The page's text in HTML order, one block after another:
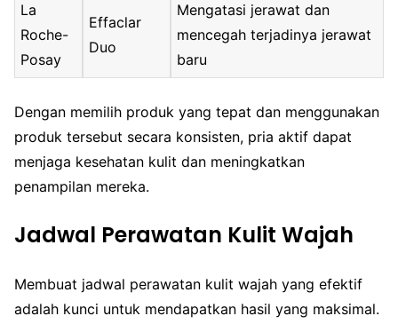
La
Roche-
Posay
Effaclar
Duo
Mengatasi jerawat dan
mencegah terjadinya jerawat
baru
Dengan memilih produk yang tepat dan menggunakan
produk tersebut secara konsisten, pria aktif dapat
menjaga kesehatan kulit dan meningkatkan
penampilan mereka.
Jadwal Perawatan Kulit Wajah
Membuat jadwal perawatan kulit wajah yang efektif
adalah kunci untuk mendapatkan hasil yang maksimal.